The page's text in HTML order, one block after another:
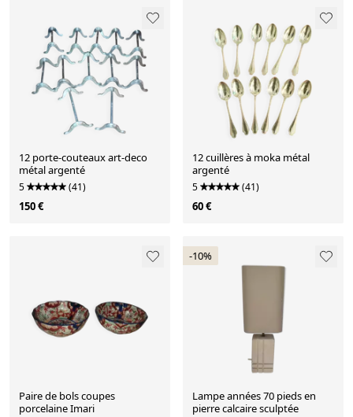
12 porte-couteaux art-deco
métal argenté
5 (41)
150 €
12 cuillères à moka métal
argenté
5 (41)
60 €
Paire de bols coupes
porcelaine Imari
-10%
Lampe années 70 pieds en
pierre calcaire sculptée